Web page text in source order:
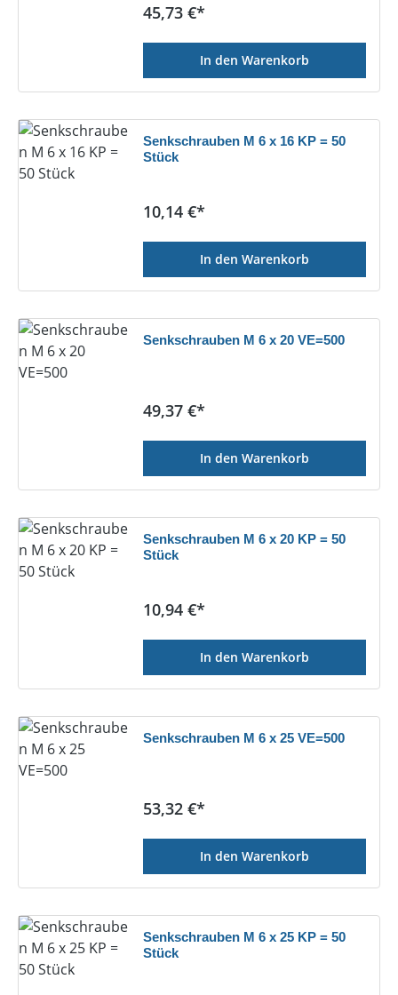
Regulärer Preis:
45,73 €*
In den Warenkorb
Senkschrauben M 6 x 16 KP = 50
Stück
Regulärer Preis:
10,14 €*
In den Warenkorb
Senkschrauben M 6 x 20 VE=500
Regulärer Preis:
49,37 €*
In den Warenkorb
Senkschrauben M 6 x 20 KP = 50
Stück
Regulärer Preis:
10,94 €*
In den Warenkorb
Senkschrauben M 6 x 25 VE=500
Regulärer Preis:
53,32 €*
In den Warenkorb
Senkschrauben M 6 x 25 KP = 50
Stück